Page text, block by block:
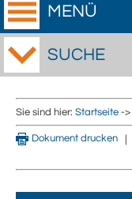
MENÜ
SUCHE
Sie sind hier: Startseite ->
Dokument drucken